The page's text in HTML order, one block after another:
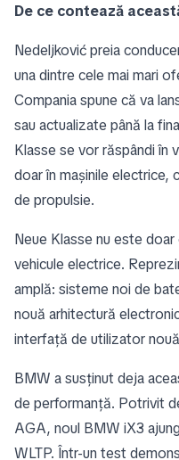
De ce contează
Nedeljković preia
una dintre cele mai mari
Compania spune că va
sau actualizate până la
Klasse se vor răspândi
doar în mașinile electrice,
de propulsie.
Neue Klasse nu este
vehicule electrice.
amplă: sisteme noi de
nouă arhitectură
interfață de utilizator
BMW a susținut deja
de performanță. Potrivit
AGA, noul BMW iX3
WLTP. Într-un test